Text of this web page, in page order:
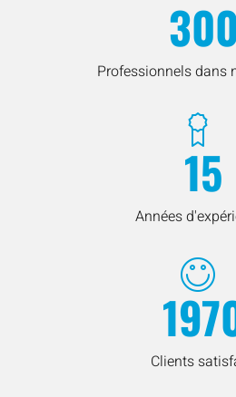
300
Professionnels dans
15
Années
Clients